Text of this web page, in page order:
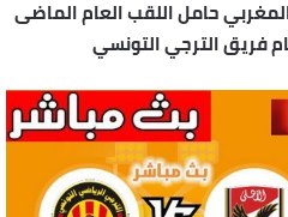
حامل اللقب العام الماضى
فريق الترجي التونسي